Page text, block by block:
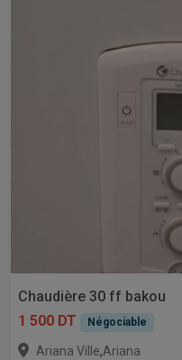
Chaudière 30 ff bakou
1 500 DT
Négociable
Ariana Ville,Ariana